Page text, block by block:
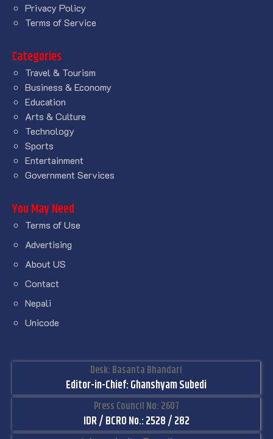
Privacy Policy
Terms of Service
Categories
Travel & Tourism
Business & Economy
Education
Arts & Culture
Technology
Sports
Entertainment
Government Services
You May Need
Terms of Use
Advertising
About US
Contact
Nepali
Unicode
Desk: Basanta Bhandari
Editor-in-Chief: Ghanshyam Subedi
Press Council No: 2607
IDR / BCRO No.: 2528 / 282